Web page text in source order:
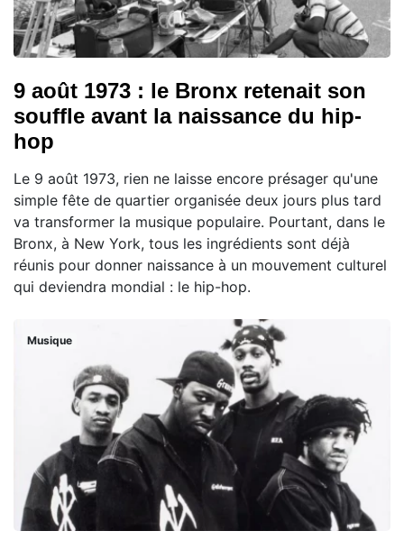
9 août 1973 : le Bronx retenait son
souffle avant la naissance du hip-
hop
Le 9 août 1973, rien ne laisse encore présager qu'une
simple fête de quartier organisée deux jours plus tard
va transformer la musique populaire. Pourtant, dans le
Bronx, à New York, tous les ingrédients sont déjà
réunis pour donner naissance à un mouvement culturel
qui deviendra mondial : le hip-hop.
Musique